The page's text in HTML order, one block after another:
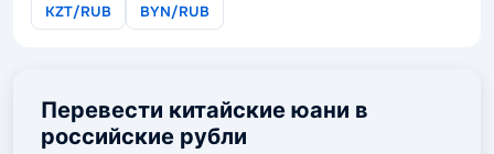
KZT/RUB
BYN/RUB
Перевести китайские юани в
российские рубли